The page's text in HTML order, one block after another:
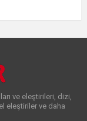
ve eleştirileri, dizi,
eleştiriler ve daha